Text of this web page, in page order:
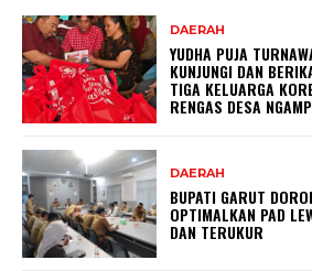
DAERAH
YUDHA PUJA
KUNJUNGI DAN
TIGA KELUARGA
RENGAS DESA
DAERAH
BUPATI GARUT
OPTIMALKAN PAD
DAN TERUKUR